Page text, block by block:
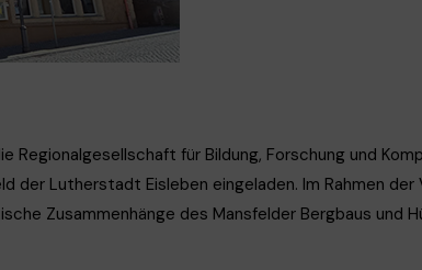
Regionalgesellschaft für Bildung, Forschung und
der Lutherstadt Eisleben eingeladen. Im Rahmen
Zusammenhänge des Mansfelder Bergbaus und